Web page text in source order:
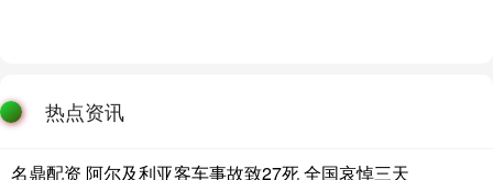
热点资讯
名鼎配资 阿尔及利亚客车事故致27死 全国哀悼三天